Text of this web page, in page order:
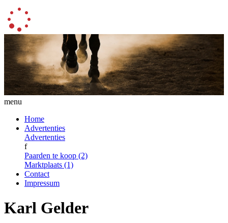
menu
Home
Advertenties
Advertenties
f
Paarden te koop (2)
Marktplaats (1)
Contact
Impressum
Karl Gelder